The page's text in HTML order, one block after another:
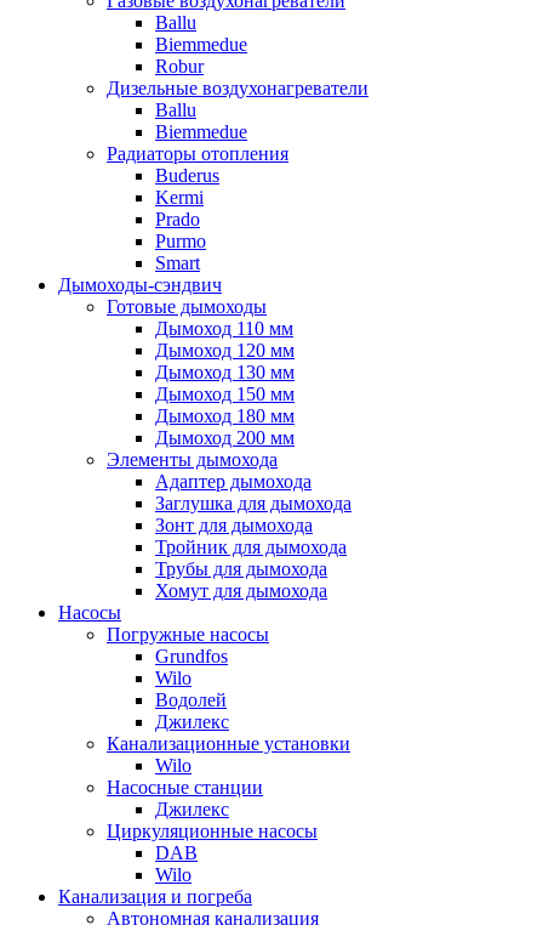
Ballu
Biemmedue
Robur
Дизельные воздухонагреватели
Ballu
Biemmedue
Радиаторы отопления
Buderus
Kermi
Prado
Purmo
Smart
Дымоходы-сэндвич
Готовые дымоходы
Дымоход 110 мм
Дымоход 120 мм
Дымоход 130 мм
Дымоход 150 мм
Дымоход 180 мм
Дымоход 200 мм
Элементы дымохода
Адаптер дымохода
Заглушка для дымохода
Зонт для дымохода
Тройник для дымохода
Трубы для дымохода
Хомут для дымохода
Насосы
Погружные насосы
Grundfos
Wilo
Водолей
Джилекс
Канализационные установки
Wilo
Насосные станции
Джилекс
Циркуляционные насосы
DAB
Wilo
Канализация и погреба
Автономная канализация